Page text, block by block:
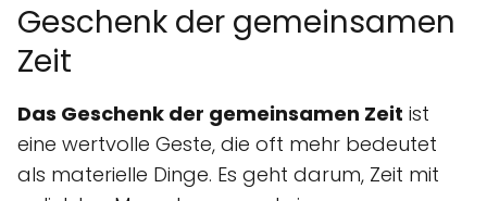
Geschenk der gemeinsamen
Zeit
Das Geschenk der gemeinsamen Zeit ist
eine wertvolle Geste, die oft mehr bedeutet
als materielle Dinge. Es geht darum, Zeit mit